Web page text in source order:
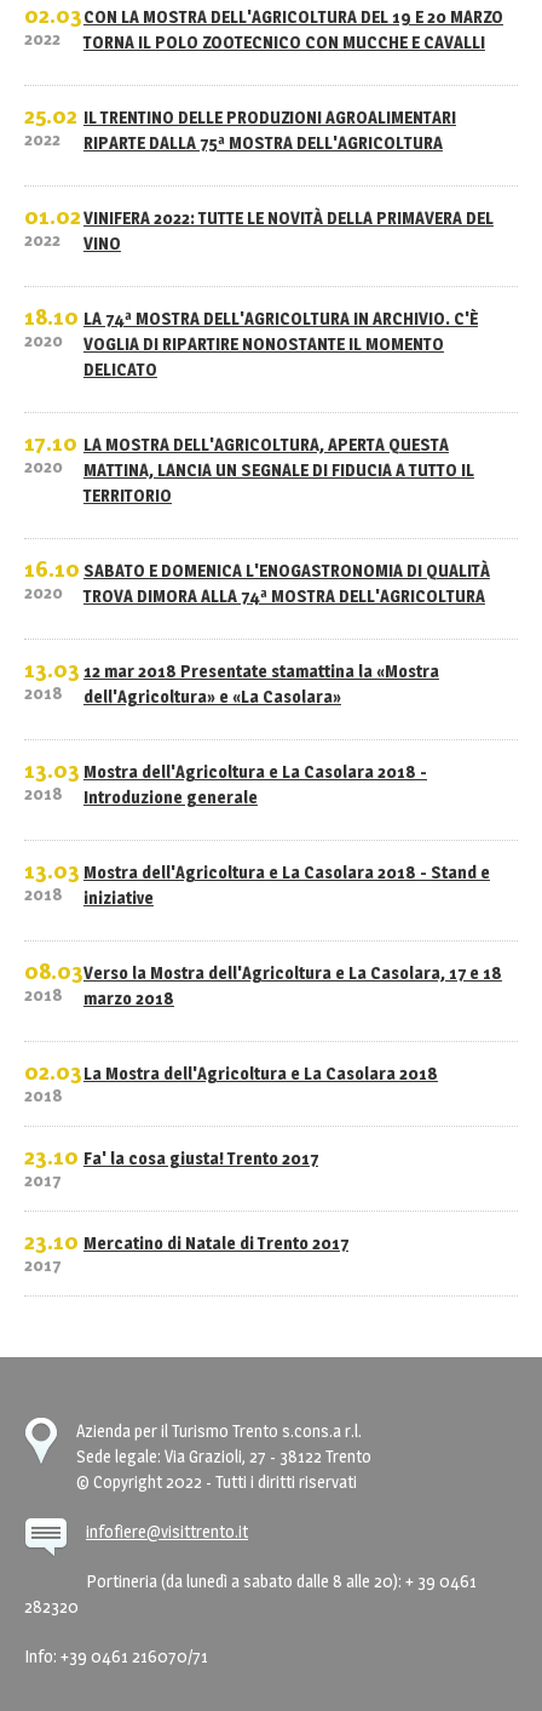
02.03
2022
CON LA MOSTRA DELL'AGRICOLTURA DEL 19 E 20 MARZO
TORNA IL POLO ZOOTECNICO CON MUCCHE E CAVALLI
25.02
2022
IL TRENTINO DELLE PRODUZIONI AGROALIMENTARI
RIPARTE DALLA 75ª MOSTRA DELL'AGRICOLTURA
01.02
2022
VINIFERA 2022: TUTTE LE NOVITÀ DELLA PRIMAVERA DEL
VINO
18.10
2020
LA 74ª MOSTRA DELL'AGRICOLTURA IN ARCHIVIO. C'È
VOGLIA DI RIPARTIRE NONOSTANTE IL MOMENTO
DELICATO
17.10
2020
LA MOSTRA DELL'AGRICOLTURA, APERTA QUESTA
MATTINA, LANCIA UN SEGNALE DI FIDUCIA A TUTTO IL
TERRITORIO
16.10
2020
SABATO E DOMENICA L'ENOGASTRONOMIA DI QUALITÀ
TROVA DIMORA ALLA 74ª MOSTRA DELL'AGRICOLTURA
13.03
2018
12 mar 2018 Presentate stamattina la «Mostra
dell'Agricoltura» e «La Casolara»
13.03
2018
Mostra dell'Agricoltura e La Casolara 2018 -
Introduzione generale
13.03
2018
Mostra dell'Agricoltura e La Casolara 2018 - Stand e
iniziative
08.03
2018
Verso la Mostra dell'Agricoltura e La Casolara, 17 e 18
marzo 2018
02.03
2018
La Mostra dell'Agricoltura e La Casolara 2018
23.10
2017
Fa' la cosa giusta! Trento 2017
23.10
2017
Mercatino di Natale di Trento 2017
Azienda per il Turismo Trento s.cons.a r.l.
Sede legale: Via Grazioli, 27 - 38122 Trento
© Copyright 2022 - Tutti i diritti riservati
infofiere@visittrento.it
Portineria (da lunedì a sabato dalle 8 alle 20): + 39 0461
282320
Info: +39 0461 216070/71